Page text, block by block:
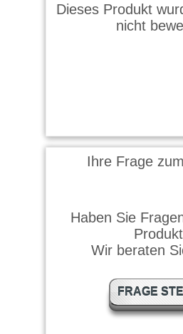
Dieses Produkt
nicht
Ihre Frage
Haben Sie
Wir beraten
FRAGE